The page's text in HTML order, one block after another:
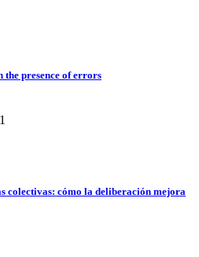
presence of errors
colectivas: cómo la deliberación mejora